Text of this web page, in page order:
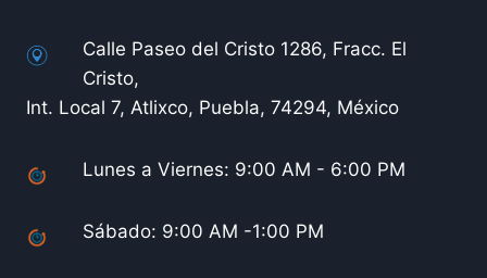
Calle Paseo del Cristo 1286, Fracc. El
Cristo,
Int. Local 7, Atlixco, Puebla, 74294, México
Lunes a Viernes: 9:00 AM - 6:00 PM
Sábado: 9:00 AM -1:00 PM